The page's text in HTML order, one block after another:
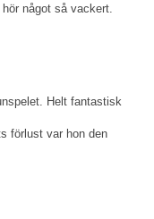
något så vackert.
Helt fantastisk
förlust var hon den